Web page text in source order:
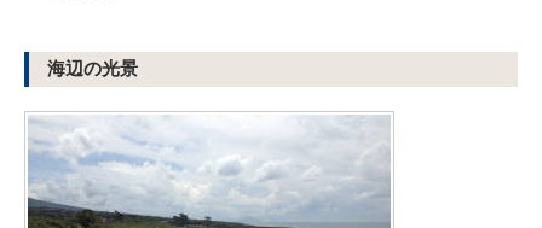
海辺の光景